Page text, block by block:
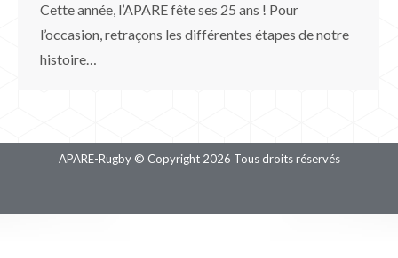
Cette année, l’APARE fête ses 25 ans ! Pour
l’occasion, retraçons les différentes étapes de notre
histoire…
APARE-Rugby © Copyright 2026 Tous droits réservés